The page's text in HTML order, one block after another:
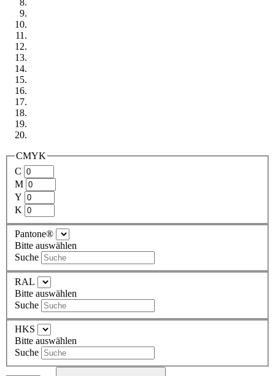
CMYK
C
M
Y
K
Pantone®
Bitte auswählen
Suche
RAL
Bitte auswählen
Suche
HKS
Bitte auswählen
Suche